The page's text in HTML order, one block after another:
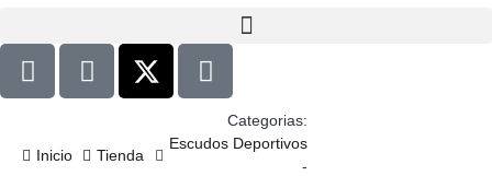
Inicio Tienda
Categorias:
Escudos Deportivos
-